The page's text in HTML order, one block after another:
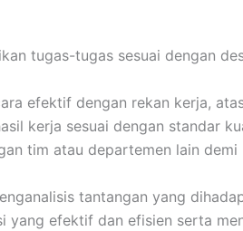
tugas-tugas sesuai dengan
efektif dengan rekan kerja,
kerja sesuai dengan standar
tim atau departemen lain
tantangan yang
yang efektif dan efisien serta